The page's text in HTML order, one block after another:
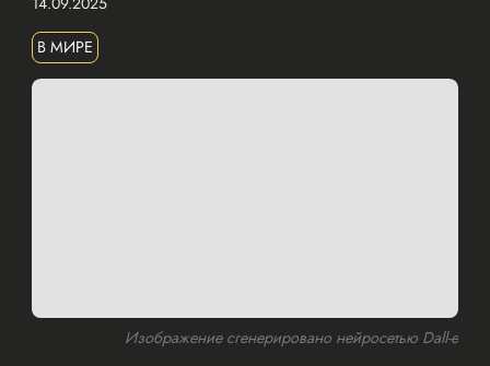
В МИРЕ
Изображение сгенерировано нейросетью Dall-e